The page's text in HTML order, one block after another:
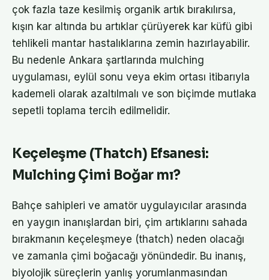
çok fazla taze kesilmiş organik artık bırakılırsa,
kışın kar altında bu artıklar çürüyerek kar küfü gibi
tehlikeli mantar hastalıklarına zemin hazırlayabilir.
Bu nedenle Ankara şartlarında mulching
uygulaması, eylül sonu veya ekim ortası itibarıyla
kademeli olarak azaltılmalı ve son biçimde mutlaka
sepetli toplama tercih edilmelidir.
Keçeleşme (Thatch) Efsanesi:
Mulching Çimi Boğar mı?
Bahçe sahipleri ve amatör uygulayıcılar arasında
en yaygın inanışlardan biri, çim artıklarını sahada
bırakmanın keçeleşmeye (thatch) neden olacağı
ve zamanla çimi boğacağı yönündedir. Bu inanış,
biyolojik süreçlerin yanlış yorumlanmasından